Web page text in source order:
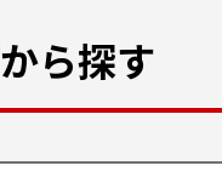
ら探す